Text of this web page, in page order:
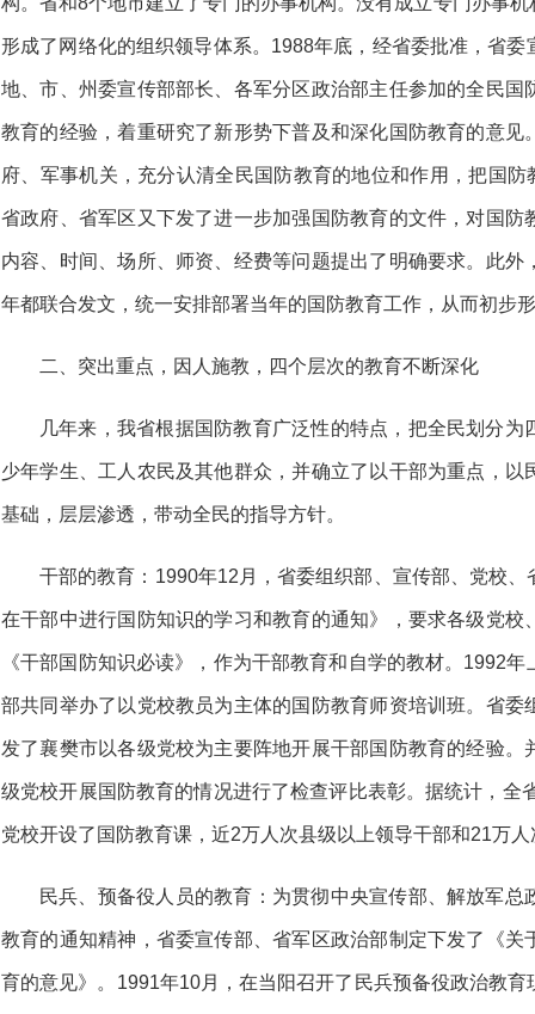
形成了网络化的组织领导体系。1988年底，经省委批准，省
地、市、州委宣传部部长、各军分区政治部主任参加的全民
教育的经验，着重研究了新形势下普及和深化国防教育的意
府、军事机关，充分认清全民国防教育的地位和作用，把国
省政府、省军区又下发了进一步加强国防教育的文件，对国
内容、时间、场所、师资、经费等问题提出了明确要求。此
年都联合发文，统一安排部署当年的国防教育工作，从而初步
二、突出重点，因人施教，四个层次的教育不断深化
几年来，我省根据国防教育广泛性的特点，把全民划分
少年学生、工人农民及其他群众，并确立了以干部为重点，
基础，层层渗透，带动全民的指导方针。
干部的教育：1990年12月，省委组织部、宣传部、党校
在干部中进行国防知识的学习和教育的通知》，要求各级党
《干部国防知识必读》，作为干部教育和自学的教材。1992
部共同举办了以党校教员为主体的国防教育师资培训班。省
发了襄樊市以各级党校为主要阵地开展干部国防教育的经验
级党校开展国防教育的情况进行了检查评比表彰。据统计，全
党校开设了国防教育课，近2万人次县级以上领导干部和21万
民兵、预备役人员的教育：为贯彻中央宣传部、解放军
教育的通知精神，省委宣传部、省军区政治部制定下发了《
育的意见》。1991年10月，在当阳召开了民兵预备役政治教